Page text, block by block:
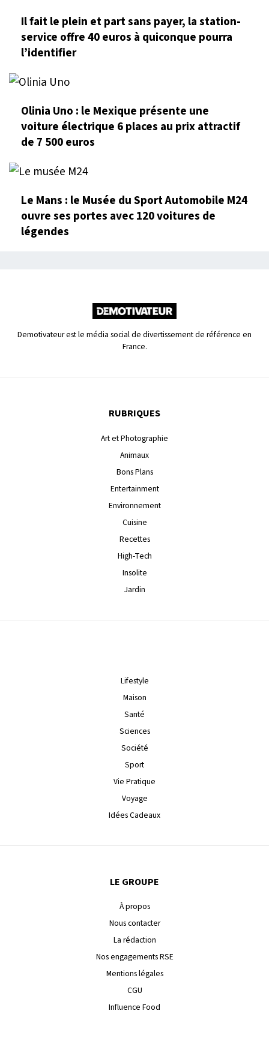
Il fait le plein et part sans payer, la station-
service offre 40 euros à quiconque pourra
l’identifier
Olinia Uno : le Mexique présente une
voiture électrique 6 places au prix attractif
de 7 500 euros
Le Mans : le Musée du Sport Automobile M24
ouvre ses portes avec 120 voitures de
légendes
Demotivateur est le média social de divertissement de référence en
France.
RUBRIQUES
Art et Photographie
Animaux
Bons Plans
Entertainment
Environnement
Cuisine
Recettes
High-Tech
Insolite
Jardin
Lifestyle
Maison
Santé
Sciences
Société
Sport
Vie Pratique
Voyage
Idées Cadeaux
LE GROUPE
À propos
Nous contacter
La rédaction
Nos engagements RSE
Mentions légales
CGU
Influence Food